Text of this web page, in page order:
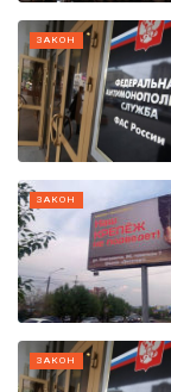
ЗАКОН
ЗАКОН
ЗАКОН